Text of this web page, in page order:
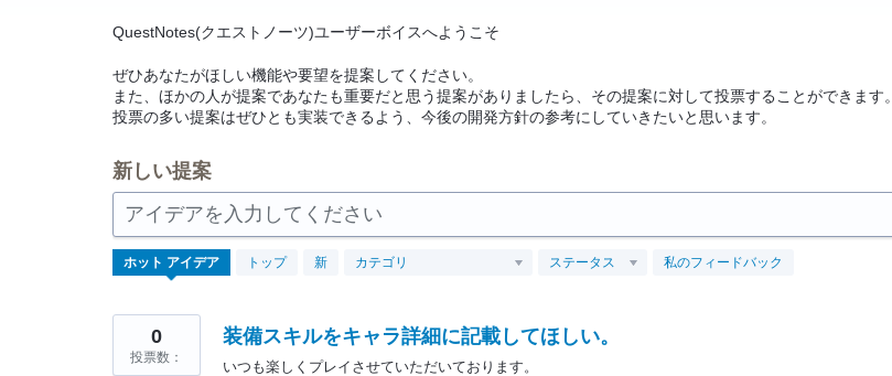
QuestNotes(クエストノーツ)ユーザーボイスへようこそ
ぜひあなたがほしい機能や要望を提案してください。
また、ほかの人が提案であなたも重要だと思う提案がありましたら、その提案に対して投票することができます。
投票の多い提案はぜひとも実装できるよう、今後の開発方針の参考にしていきたいと思います。
新しい提案
アイデアを入力してください
ホット アイデア トップ 新 カテゴリ ステータス 私のフィードバック
654
見
っ
装備スキルをキャラ詳細に記載してほしい。
いつも楽しくプレイさせていただいております。
0
投票数：